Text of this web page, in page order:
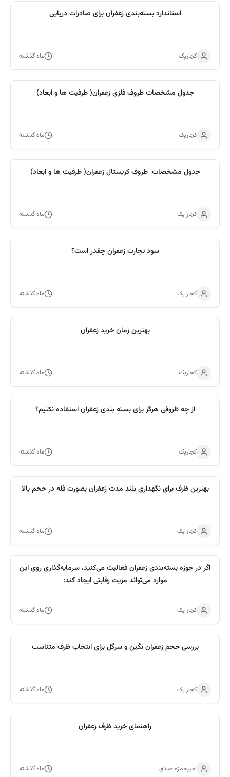
استاندارد بسته‌بندی زعفران برای صادرات دریایی
ماه گذشته کجارپک
جدول مشخصات ظروف فلزی زعفران( ظرفیت ها و ابعاد)
ماه گذشته کجارپک
جدول مشخصات ظروف کریستال زعفران( ظرفیت ها و ابعاد)
ماه گذشته کجار پک
سود تجارت زعفران چقدر است؟
ماه گذشته کجار پک
بهترین زمان خرید زعفران
ماه گذشته کجارپک
از چه ظروفی هرگز برای بسته بندی زعفران استفاده نکنیم؟
ماه گذشته کجارپک
بهترین ظرف برای نگهداری بلند مدت زعفران بصورت فله در حجم بالا
ماه گذشته کجار پک
اگر در حوزه بسته‌بندی زعفران فعالیت می‌کنید، سرمایه‌گذاری روی این
موارد می‌تواند مزیت رقابتی ایجاد کند:
ماه گذشته کجار پک
بررسی حجم زعفران نگین و سرگل برای انتخاب ظرف متناسب
ماه گذشته کجار پک
راهنمای خرید ظرف زعفران
ماه گذشته امیرحمزه صادق